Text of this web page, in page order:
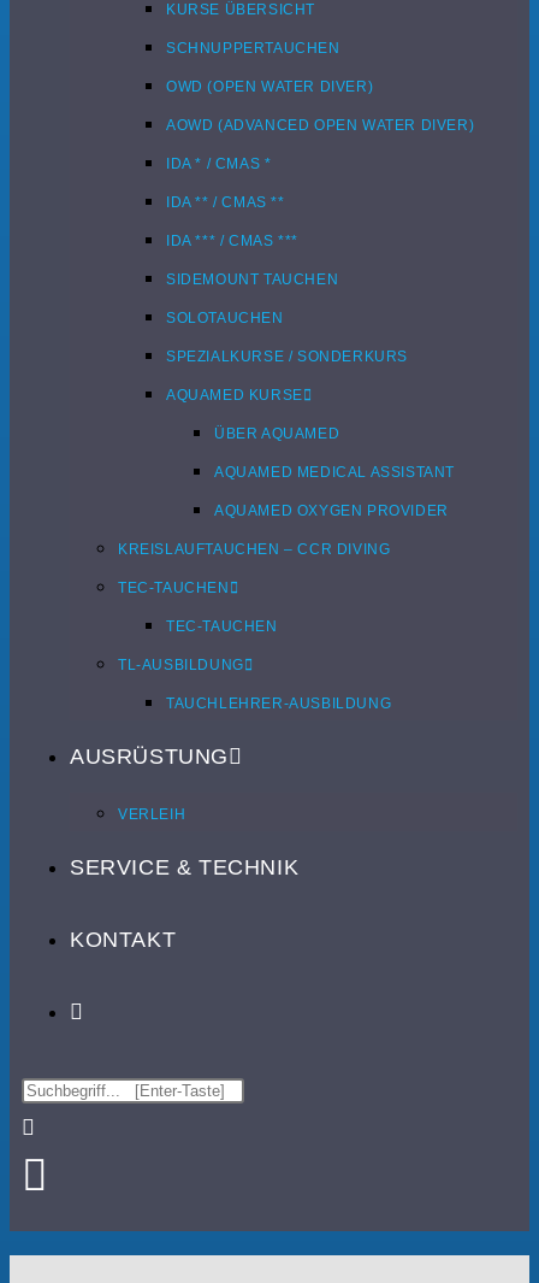
KURSE ÜBERSICHT
SCHNUPPERTAUCHEN
OWD (OPEN WATER DIVER)
AOWD (ADVANCED OPEN WATER DIVER)
IDA * / CMAS *
IDA ** / CMAS **
IDA *** / CMAS ***
SIDEMOUNT TAUCHEN
SOLOTAUCHEN
SPEZIALKURSE / SONDERKURS
AQUAMED KURSE
ÜBER AQUAMED
AQUAMED MEDICAL ASSISTANT
AQUAMED OXYGEN PROVIDER
KREISLAUFTAUCHEN – CCR DIVING
TEC-TAUCHEN
TEC-TAUCHEN
TL-AUSBILDUNG
TAUCHLEHRER-AUSBILDUNG
AUSRÜSTUNG
VERLEIH
SERVICE & TECHNIK
KONTAKT